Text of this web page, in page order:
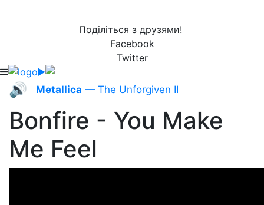
Поділіться з друзями!
Facebook
Twitter
🔊 Metallica — The Unforgiven II
Bonfire - You Make
Me Feel